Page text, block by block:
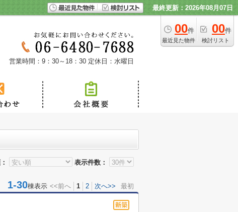
最終更新：2026年08月07日
00件
最近見た物件
00件
検討リスト
営業時間：9：30～18：30 定休日：水曜日
表示件数：
1-30棟表示 <<前へ 1 2 次へ>> 最初